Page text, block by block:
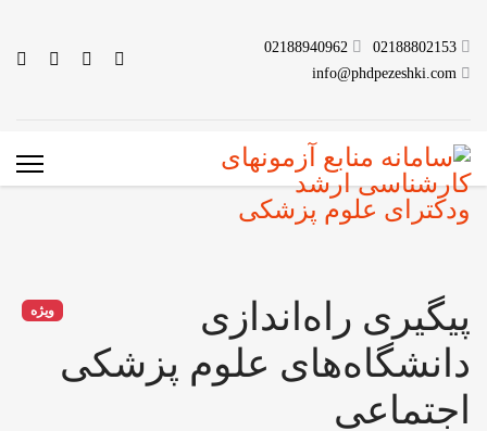
02188802153
02188940962
info@phdpezeshki.com
ویژه
پیگیری راه‌اندازی
دانشگاه‌های علوم پزشکی
اجتماعی